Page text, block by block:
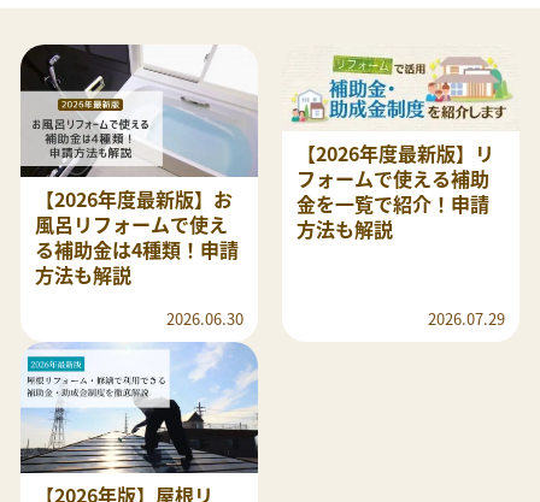
【2026年度最新版】お
風呂リフォームで使え
る補助金は4種類！申請
方法も解説
2026.06.30
【2026年度最新版】リ
フォームで使える補助
金を一覧で紹介！申請
方法も解説
2026.07.29
【2026年版】屋根リ